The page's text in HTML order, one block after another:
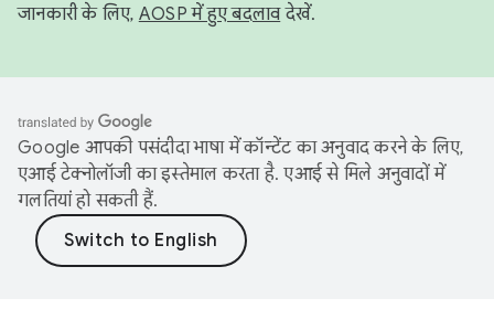
जानकारी के लिए, AOSP में हुए बदलावदेखें.
Google आपकी पसंदीदा भाषा में कॉन्टेंट का अनुवाद करने के लिए,
एआई टेक्नोलॉजी का इस्तेमाल करता है. एआई से मिले अनुवादों में
गलतियां हो सकती हैं.